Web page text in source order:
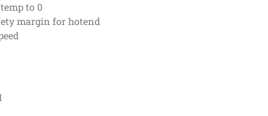
to 0
margin for hotend